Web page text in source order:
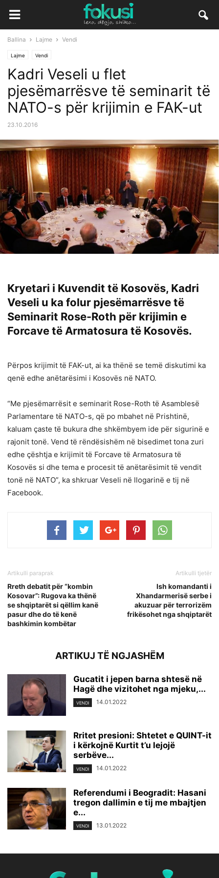
Ballina Lajme Vendi
Lajme Vendi
Kadri Veseli u flet
pjesëmarrësve të seminarit të
NATO-s për krijimin e FAK-ut
23.10.2016
Kryetari i Kuvendit të Kosovës, Kadri
Veseli u ka folur pjesëmarrësve të
Seminarit Rose-Roth për krijimin e
Forcave të Armatosura të Kosovës.
Përpos krijimit të FAK-ut, ai ka thënë se temë diskutimi ka
qenë edhe anëtarësimi i Kosovës në NATO.
“Me pjesëmarrësit e seminarit Rose-Roth të Asamblesë
Parlamentare të NATO-s, që po mbahet në Prishtinë,
kaluam çaste të bukura dhe shkëmbyem ide për sigurinë e
rajonit tonë. Vend të rëndësishëm në bisedimet tona zuri
edhe çështja e krijimit të Forcave të Armatosura të
Kosovës si dhe tema e procesit të anëtarësimit të vendit
tonë në NATO”, ka shkruar Veseli në llogarinë e tij në
Facebook.
Artikulli paraprak
Rreth debatit për “kombin
Kosovar”: Rugova ka thënë
se shqiptarët si qëllim kanë
pasur dhe do të kenë
bashkimin kombëtar
Artikulli tjetër
Ish komandanti i
Xhandarmerisë serbe i
akuzuar për terrorizëm
frikësohet nga shqiptarët
ARTIKUJ TË NGJASHËM
Gucatit i jepen barna shtesë në
Hagë dhe vizitohet nga mjeku,...
VENDI 14.01.2022
Rritet presioni: Shtetet e QUINT-it
i kërkojnë Kurtit t’u lejojë
serbëve...
VENDI 14.01.2022
Referendumi i Beogradit: Hasani
tregon dallimin e tij me mbajtjen
e...
VENDI 13.01.2022